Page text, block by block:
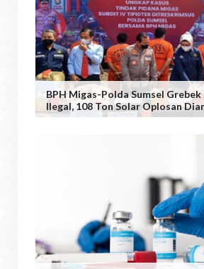
BPH Migas-Polda Sumsel Grebek
Ilegal, 108 Ton Solar Oplosan